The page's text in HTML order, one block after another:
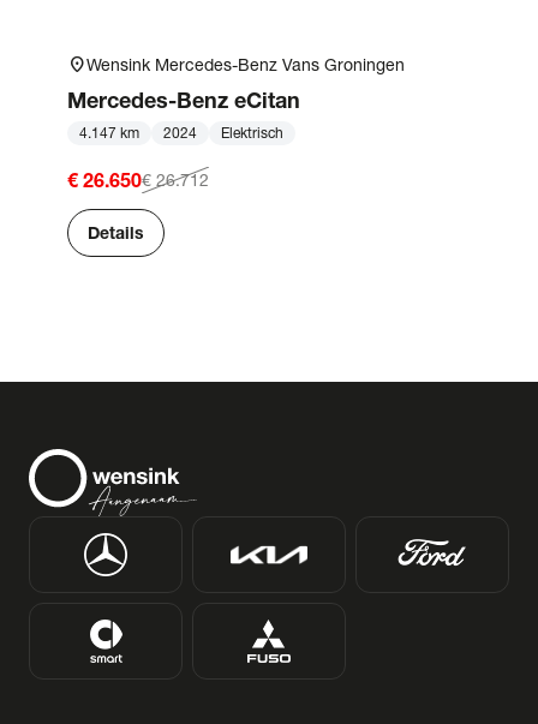
location_onWensink Mercedes-Benz Vans Groningen
Mercedes-Benz eCitan
4.147 km 2024 Elektrisch
€ 26.650€ 26.712
Details